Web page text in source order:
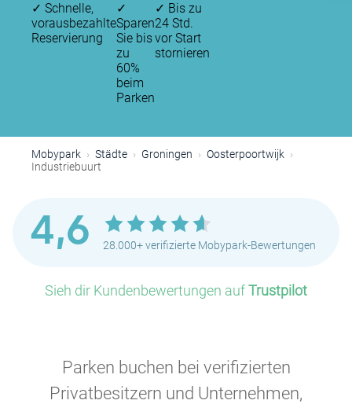
✓ Schnelle,
vorausbezahlte
Reservierung
✓
Sparen
Sie bis
zu
60%
beim
Parken
✓ Bis zu
24 Std.
vor Start
stornieren
Mobypark Städte Groningen
Oosterpoortwijk
Industriebuurt
4,6 28.000+ verifizierte Mobypark-Bewertungen
Sieh dir Kundenbewertungen aufTrustpilot
Parken buchen bei verifizierten
Privatbesitzern und Unternehmen,